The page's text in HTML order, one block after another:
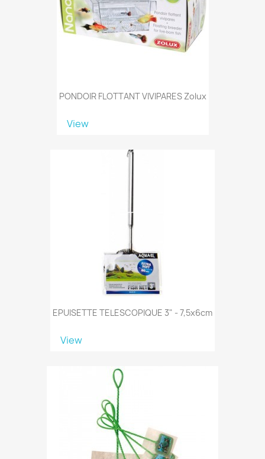
PONDOIR FLOTTANT VIVIPARES Zolux
View
EPUISETTE TELESCOPIQUE 3" - 7,5x6cm
View